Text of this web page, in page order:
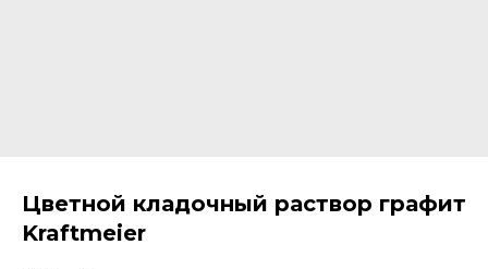
Цветной кладочный раствор графит
Kraftmeier